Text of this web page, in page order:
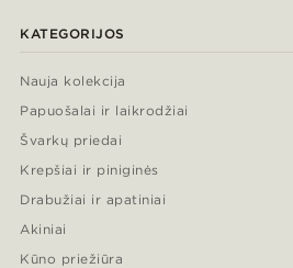
KATEGORIJOS
Nauja kolekcija
Papuošalai ir laikrodžiai
Švarkų priedai
Krepšiai ir piniginės
Drabužiai ir apatiniai
Akiniai
Kūno priežiūra